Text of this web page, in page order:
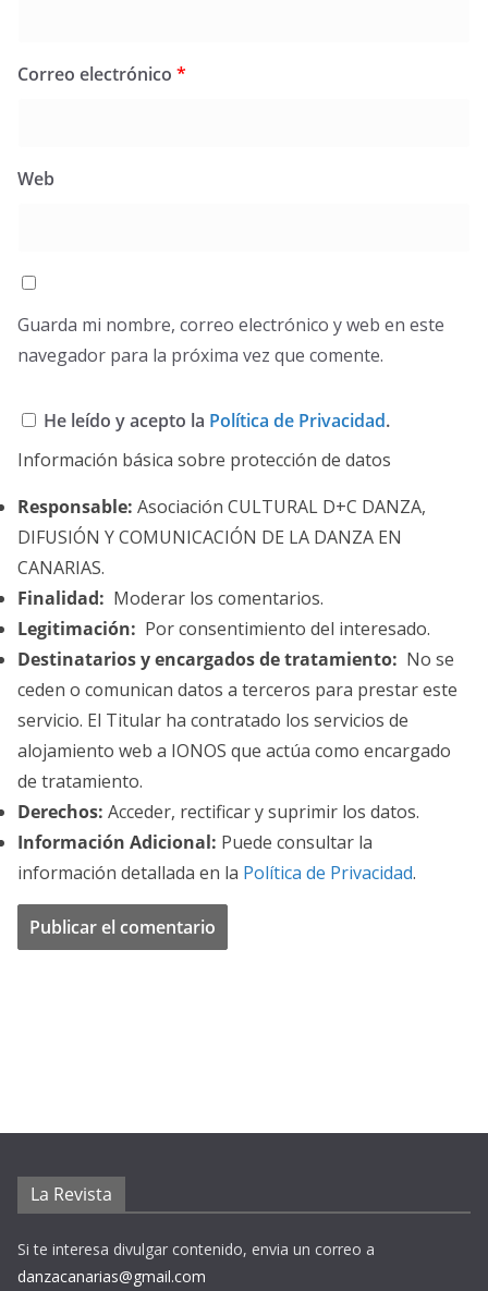
Correo electrónico *
Web
Guarda mi nombre, correo electrónico y web en este
navegador para la próxima vez que comente.
He leído y acepto la Política de Privacidad.
Información básica sobre protección de datos
Responsable: Asociación CULTURAL D+C DANZA,
DIFUSIÓN Y COMUNICACIÓN DE LA DANZA EN
CANARIAS.
Finalidad: Moderar los comentarios.
Legitimación: Por consentimiento del interesado.
Destinatarios y encargados de tratamiento: No se
ceden o comunican datos a terceros para prestar este
servicio. El Titular ha contratado los servicios de
alojamiento web a IONOS que actúa como encargado
de tratamiento.
Derechos: Acceder, rectificar y suprimir los datos.
Información Adicional: Puede consultar la
información detallada en la Política de Privacidad.
La Revista
Si te interesa divulgar contenido, envia un correo a
danzacanarias@gmail.com